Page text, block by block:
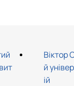
Віктор
й
ій